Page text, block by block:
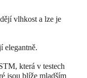
vlhkost a lze je
elegantně.
která v testech
jsou blíže mladším